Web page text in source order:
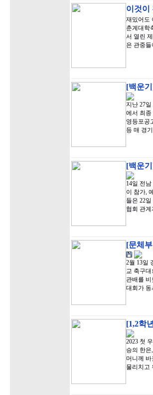
이것이
재밌어도
춘계대학
서 열린
은 관중
[백운
지난 27
에서 최종
영등포공
등 매 경
[백운
14일 전
이 참가,
들은 22
협회 관
[문체
2월 13일
교 축구
관배를
대회가
[1,2학
2023 첫
승의 한
머니께
물리치고